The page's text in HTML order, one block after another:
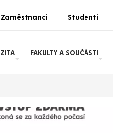
Zaměstnanci | Studenti
FAKULTY A SOUČÁSTI